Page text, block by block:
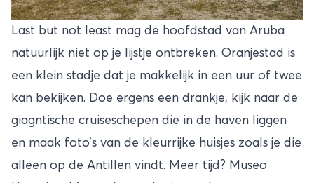
Last but not least mag de hoofdstad van Aruba
natuurlijk niet op je lijstje ontbreken. Oranjestad is
een klein stadje dat je makkelijk in een uur of twee
kan bekijken. Doe ergens een drankje, kijk naar de
giagntische cruiseschepen die in de haven liggen
en maak foto’s van de kleurrijke huisjes zoals je die
alleen op de Antillen vindt. Meer tijd? Museo